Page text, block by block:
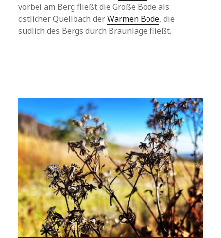
vorbei am Berg fließt die Große Bode als
östlicher Quellbach derWarmen Bode, die
südlich des Bergs durch Braunlage fließt.